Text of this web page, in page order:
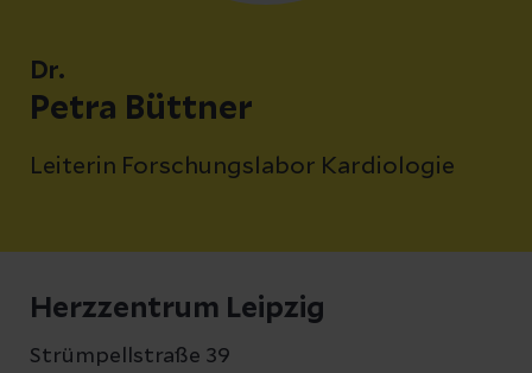
Dr.
Petra Büttner
Leiterin Forschungslabor Kardiologie
Herzzentrum Leipzig
Strümpellstraße 39